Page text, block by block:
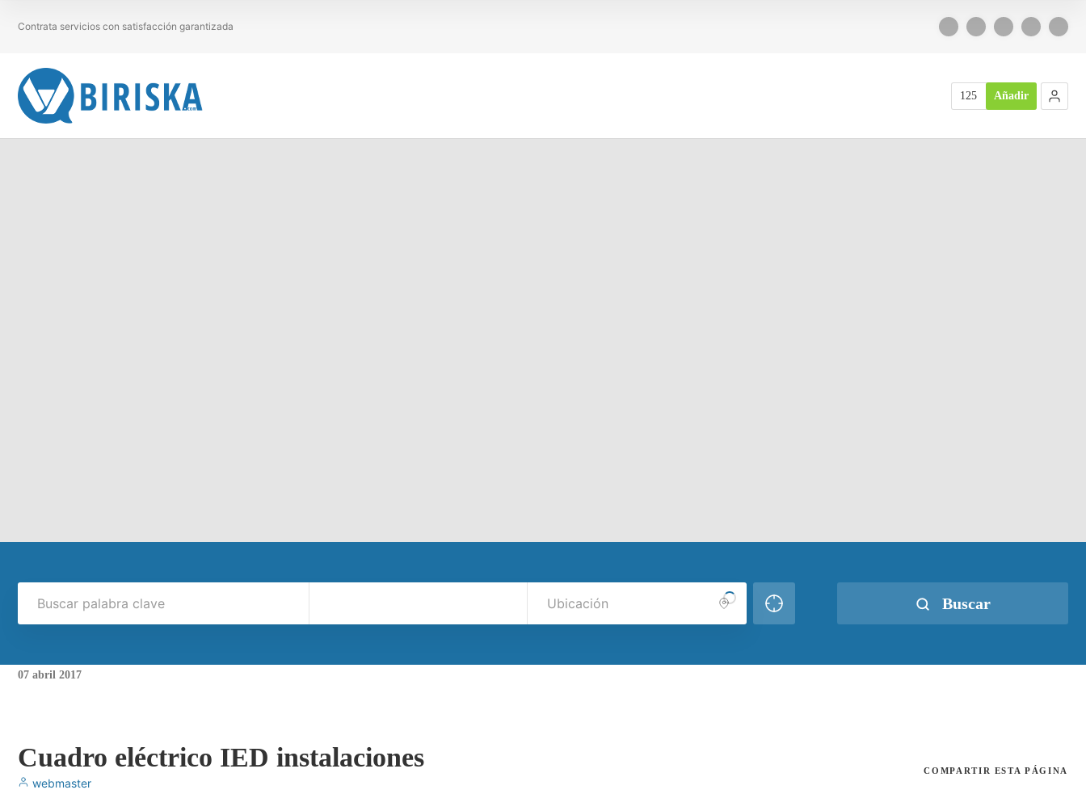
Contrata servicios con satisfacción garantizada
125 Añadir
Buscar
07 abril 2017
Cuadro eléctrico IED instalaciones
webmaster
COMPARTIR ESTA PÁGINA